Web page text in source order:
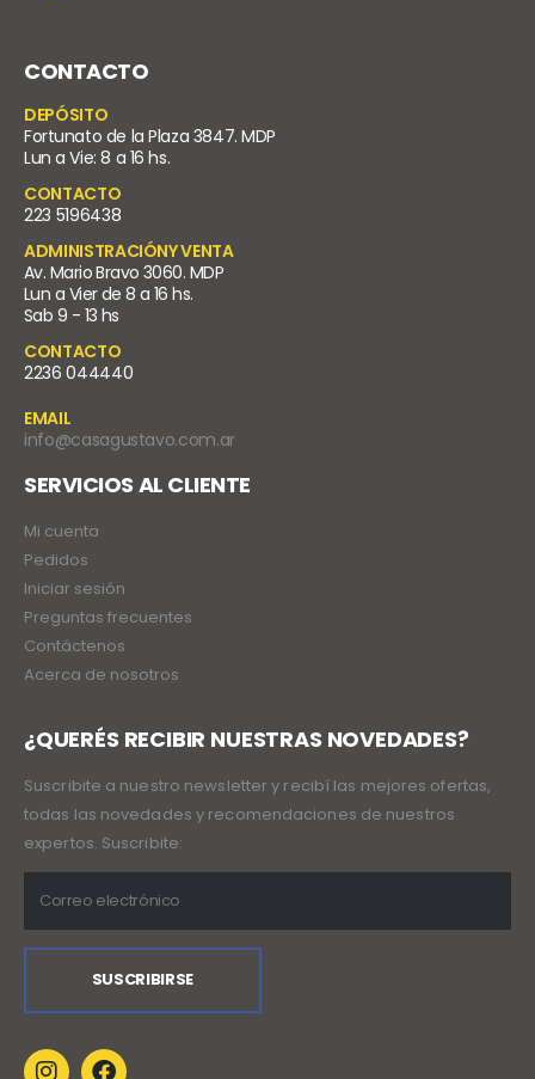
CONTACTO
DEPÓSITO
Fortunato de la Plaza 3847. MDP
Lun a Vie: 8 a 16 hs.
CONTACTO
223 5196438
ADMINISTRACIÓNY VENTA
Av. Mario Bravo 3060. MDP
Lun a Vier de 8 a 16 hs.
Sab 9 - 13 hs
CONTACTO
2236 044440
EMAIL
info@casagustavo.com.ar
SERVICIOS AL CLIENTE
Mi cuenta
Pedidos
Iniciar sesión
Preguntas frecuentes
Contáctenos
Acerca de nosotros
¿QUERÉS RECIBIR NUESTRAS NOVEDADES?
Suscribite a nuestro newsletter y recibí las mejores ofertas,
todas las novedades y recomendaciones de nuestros
expertos. Suscribite: